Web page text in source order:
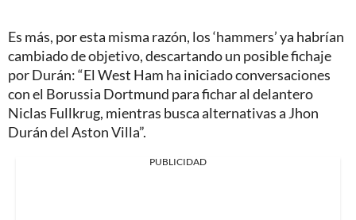
Es más, por esta misma razón, los ‘hammers’ ya habrían
cambiado de objetivo, descartando un posible fichaje
por Durán: “El West Ham ha iniciado conversaciones
con el Borussia Dortmund para fichar al delantero
Niclas Fullkrug, mientras busca alternativas a Jhon
Durán del Aston Villa”.
PUBLICIDAD